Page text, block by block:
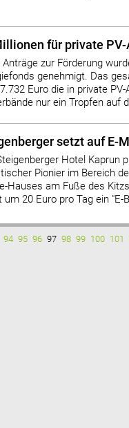
für private PV-
Anträge zur Förderung
genehmigt. Das
Euro die in private
nur ein Tropfen auf
setzt auf E-
Hotel Kaprun
Pionier im Bereich
Hauses am Fuße des
um 20 Euro pro Tag ein "E-
94 95 96 97 98 99 100 101